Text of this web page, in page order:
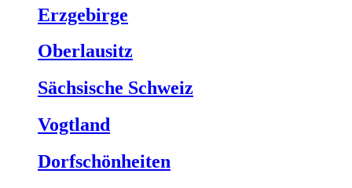
Erzgebirge
Oberlausitz
Sächsische Schweiz
Vogtland
Dorfschönheiten